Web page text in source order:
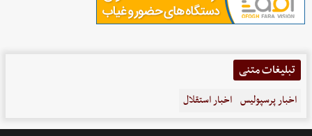
تبلیغات متنی
اخبار پرسپولیس اخبار استقلال